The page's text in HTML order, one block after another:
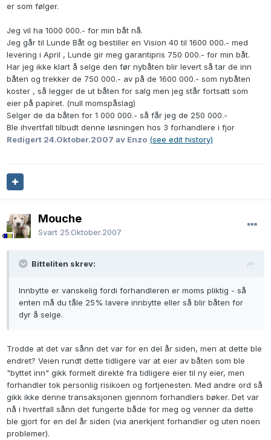
er som følger.
Jeg vil ha 1000 000.- for min båt nå.
Jeg går til Lunde Båt og bestiller en Vision 40 til 1600 000.- med
levering i April , Lunde gir meg garantipris 750 000.- for min båt.
Har jeg ikke klart å selge den før nybåten blir levert så tar de inn
båten og trekker de 750 000.- av på de 1600 000.- som nybåten
koster , så legger de ut båten for salg men jeg står fortsatt som
eier på papiret. (null momspåslag)
Selger de da båten for 1 000 000.- så får jeg de 250 000.-
Ble ihvertfall tilbudt denne løsningen hos 3 forhandlere i fjor
Redigert 24.Oktober.2007 av Enzo (see edit history)
Mouche
Svart 25.Oktober.2007
Bitteliten skrev:
Innbytte er vanskelig fordi forhandleren er moms pliktig - så
enten må du tåle 25% lavere innbytte eller så blir båten for
dyr å selge.
Trodde at det var sånn det var for en del år siden, men at dette ble
endret? Veien rundt dette tidligere var at eier av båten som ble
"byttet inn" gikk formelt direkte fra tidligere eier til ny eier, men
forhandler tok personlig risikoen og fortjenesten. Med andre ord så
gikk ikke denne transaksjonen gjennom forhandlers bøker. Det var
nå i hvertfall sånn det fungerte både for meg og venner da dette
ble gjort for en del år siden (via anerkjent forhandler og uten noen
problemer).